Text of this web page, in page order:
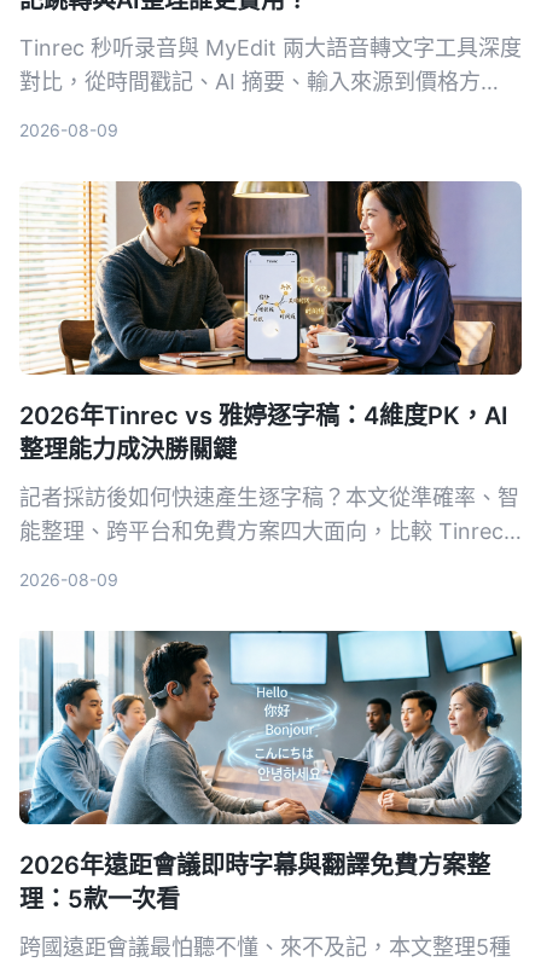
Tinrec 秒听录音與 MyEdit 兩大語音轉文字工具深度
對比，從時間戳記、AI 摘要、輸入來源到價格方
2026-08-09
2026年Tinrec vs 雅婷逐字稿：4維度PK，AI
整理能力成決勝關鍵
記者採訪後如何快速產生逐字稿？本文從準確率、智
能整理、跨平台和免費方案四大面向，比較 Tinrec
2026-08-09
2026年遠距會議即時字幕與翻譯免費方案整
理：5款一次看
跨國遠距會議最怕聽不懂、來不及記，本文整理5種